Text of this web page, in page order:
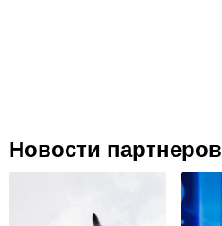
Новости партнеров